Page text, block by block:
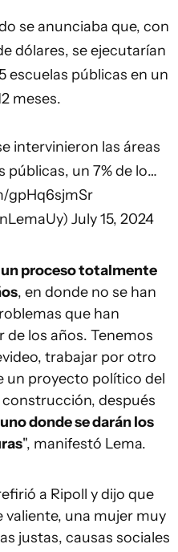
se anunciaba que, con
dólares, se ejecutarían
escuelas públicas en un
meses.
intervinieron las áreas
públicas, un 7% de lo…
gpHq6sjmSr
July 15, 2024
proceso totalmente
, en donde no se han
que han
los años. Tenemos
trabajar por otro
un proyecto político del
después
donde se darán los
", manifestó Lema.
a Ripoll y dijo que
una mujer muy
justas, causas sociales